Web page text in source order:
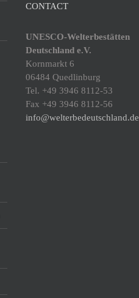
CONTACT
UNESCO-Welterbestätten
Deutschland e.V.
Kornmarkt 6
06484 Quedlinburg
Tel. +49 3946 8112-53
Fax +49 3946 8112-56
info@welterbedeutschland.de